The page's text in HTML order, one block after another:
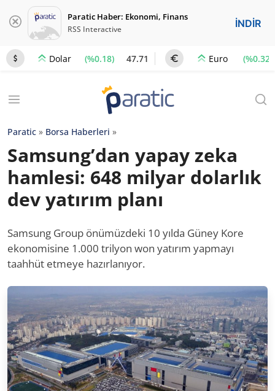
Paratic Haber: Ekonomi, Finans
RSS Interactive İNDİR
Dolar (%0.18) 47.71 Euro (%0.32)
Paratic » Borsa Haberleri »
Samsung’dan yapay zeka
hamlesi: 648 milyar dolarlık
dev yatırım planı
Samsung Group önümüzdeki 10 yılda Güney Kore
ekonomisine 1.000 trilyon won yatırım yapmayı
taahhüt etmeye hazırlanıyor.